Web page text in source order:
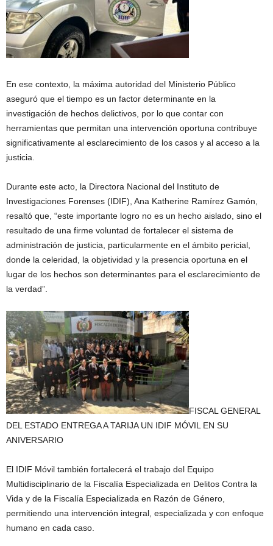
En ese contexto, la máxima autoridad del Ministerio Público
aseguró que el tiempo es un factor determinante en la
investigación de hechos delictivos, por lo que contar con
herramientas que permitan una intervención oportuna contribuye
significativamente al esclarecimiento de los casos y al acceso a la
justicia.
Durante este acto, la Directora Nacional del Instituto de
Investigaciones Forenses (IDIF), Ana Katherine Ramírez Gamón,
resaltó que, “este importante logro no es un hecho aislado, sino el
resultado de una firme voluntad de fortalecer el sistema de
administración de justicia, particularmente en el ámbito pericial,
donde la celeridad, la objetividad y la presencia oportuna en el
lugar de los hechos son determinantes para el esclarecimiento de
la verdad”.
FISCAL GENERAL
DEL ESTADO ENTREGA A TARIJA UN IDIF MÓVIL EN SU
ANIVERSARIO
El IDIF Móvil también fortalecerá el trabajo del Equipo
Multidisciplinario de la Fiscalía Especializada en Delitos Contra la
Vida y de la Fiscalía Especializada en Razón de Género,
permitiendo una intervención integral, especializada y con enfoque
humano en cada caso.